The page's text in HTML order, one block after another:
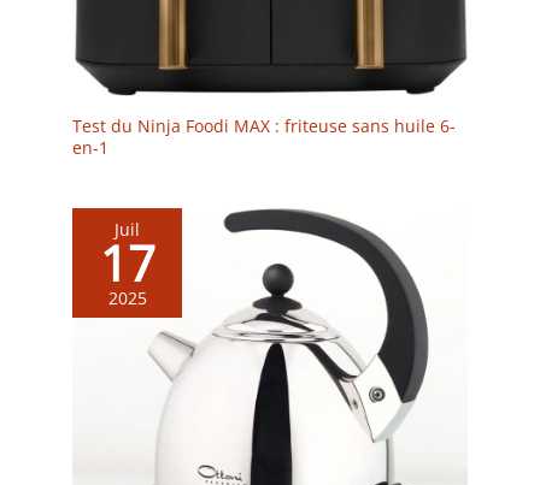
Test du Ninja Foodi MAX : friteuse sans huile 6-
en-1
Juil
17
2025